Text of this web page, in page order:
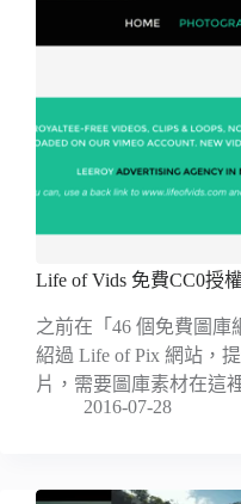
Life of Vids 免費CC0授
之前在「46 個免費圖庫
紹過 Life of Pix 網站，
片，需要圖庫素材在這
2016-07-28